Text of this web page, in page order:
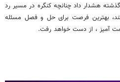
هشدار داد چنانچه کنگره در مسیر رد
بهترین فرصت برای حل و فصل مسئله
آمیز ، از دست خواهد رفت.